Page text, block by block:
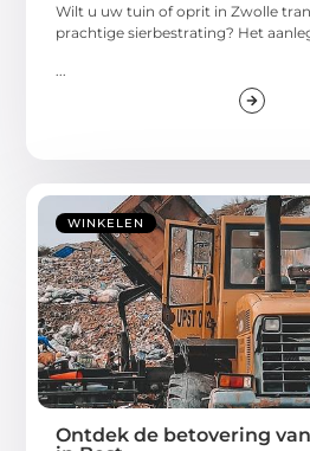
Wilt u uw tuin of oprit in Zwolle
prachtige sierbestrating? Het
...
WINKELEN
Ontdek de betovering